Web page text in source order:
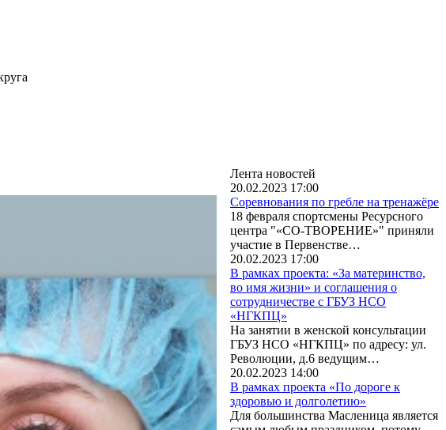
Лента новостей
20.02.2023 17:00
Соревнования по гребле на тренажёре
18 февраля спортсмены Ресурсного
центра "«СО-ТВОРЕНИЕ»" приняли
участие в Первенстве…
20.02.2023 17:00
В рамках проекта: «За материнство,
во имя жизни» и соглашения о
сотрудничестве с ГБУЗ НСО
«НГКПЦ»
На занятии в женской консультации
ГБУЗ НСО «НГКПЦ» по адресу: ул.
Революции, д.6 ведущим…
20.02.2023 14:00
В рамках проекта «По дороге к
здоровью и долголетию»
Для большинства Масленица является